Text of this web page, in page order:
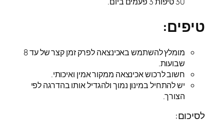
טיפים:
מומלץ להשתמש באכינצאה לפרק זמן קצר של עד 8
שבועות.
חשוב לרכוש אכינצאה ממקור אמין ואיכותי.
יש להתחיל במינון נמוך ולהגדיל אותו בהדרגה לפי
הצורך.
לסיכום: